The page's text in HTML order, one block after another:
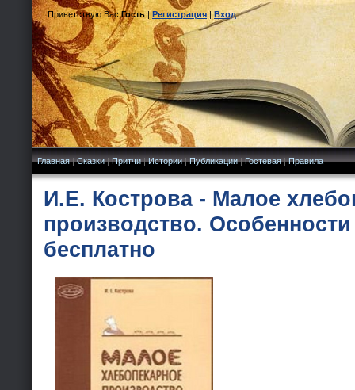
Приветствую Вас Гость|Регистрация|Вход
Главная|Сказки|Притчи|Истории|Публикации|Гостевая|Правила
И.Е. Кострова - Малое
производство.
бесплатно